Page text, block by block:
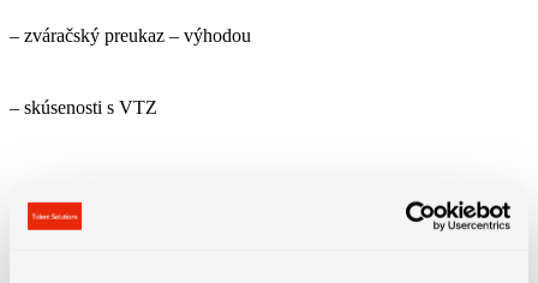
– zváračský preukaz – výhodou
– skúsenosti s VTZ